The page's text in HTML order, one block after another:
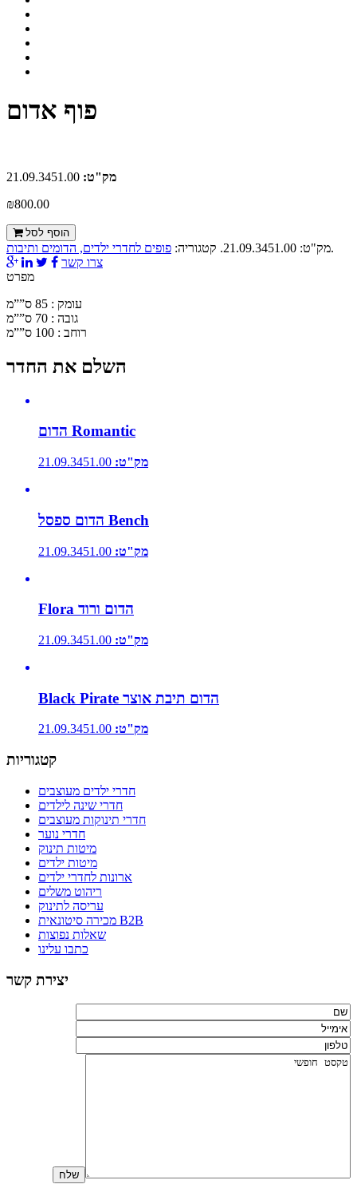
פוף אדום
מק"ט:
₪800.00
הוסף לסל
מק"ט: 21.09.3451.00
. קטגוריה: פופים לחדרי ילדים, הדומים ותיבות
.
צרו קשר
מפרט
עומק : 85 ס””מ
גובה : 70 ס””מ
רוחב : 100 ס””מ
השלם את החדר
הדום Romantic
מק"ט:
הדום ספסל Bench
מק"ט:
Flora הדום ורוד
מק"ט:
Black Pirate הדום תיבת אוצר
מק"ט:
קטגוריות
חדרי ילדים מעוצבים
חדרי שינה לילדים
חדרי תינוקות מעוצבים
חדרי נוער
מיטות תינוק
מיטות ילדים
ארונות לחדרי ילדים
ריהוט משלים
עריסה לתינוק
מכירה סיטונאית B2B
שאלות נפוצות
כתבו עלינו
יצירת קשר